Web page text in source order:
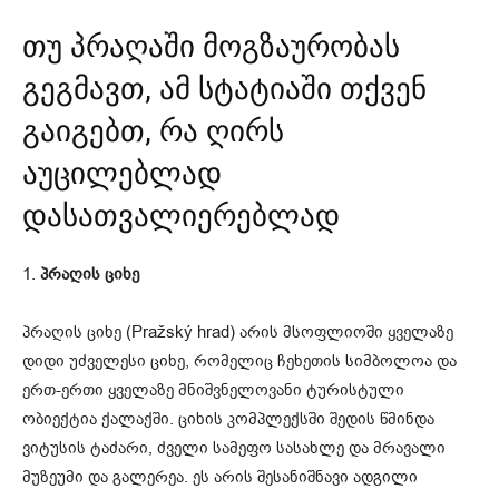
თუ პრაღაში მოგზაურობას
გეგმავთ, ამ სტატიაში თქვენ
გაიგებთ, რა ღირს
აუცილებლად
დასათვალიერებლად
1. პრაღის ციხე
პრაღის ციხე (Pražský hrad) არის მსოფლიოში ყველაზე
დიდი უძველესი ციხე, რომელიც ჩეხეთის სიმბოლოა და
ერთ-ერთი ყველაზე მნიშვნელოვანი ტურისტული
ობიექტია ქალაქში. ციხის კომპლექსში შედის წმინდა
ვიტუსის ტაძარი, ძველი სამეფო სასახლე და მრავალი
მუზეუმი და გალერეა. ეს არის შესანიშნავი ადგილი